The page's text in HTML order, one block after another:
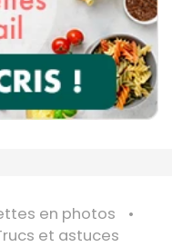
en photos
et astuces